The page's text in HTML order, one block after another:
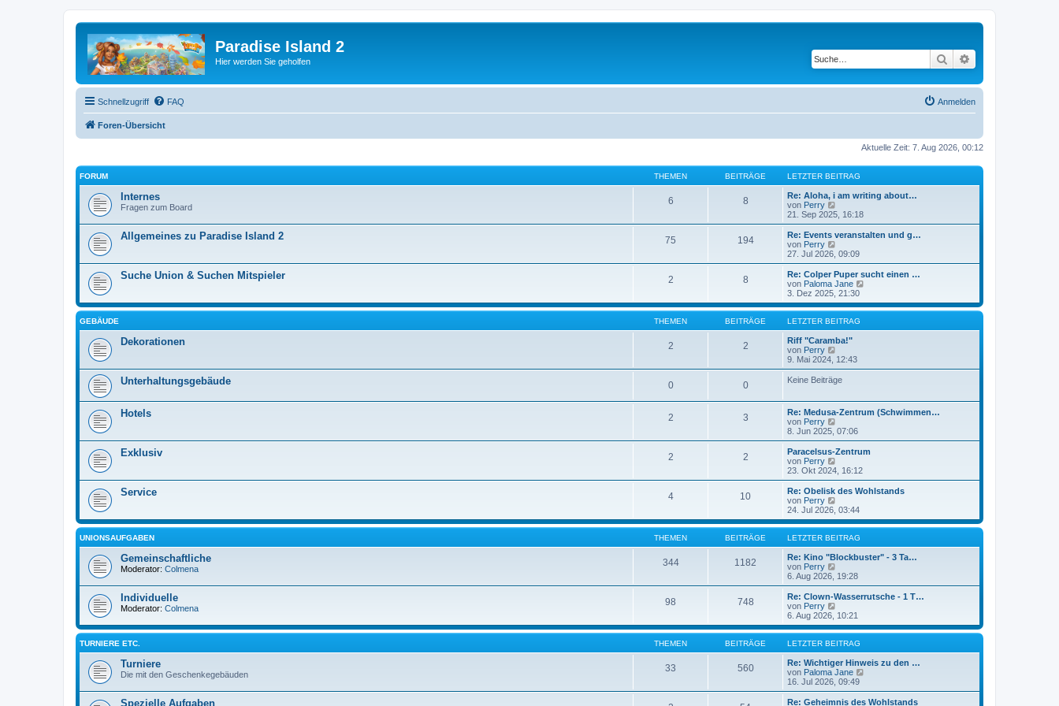
Paradise Island 2
Hier werden Sie geholfen Suche
Schnellzugriff FAQ Anmelden
Foren-Übersicht
Aktuelle Zeit: 7. Aug 2026, 00:12
FORUM THEMEN BEITRÄGE LETZTER BEITRAG
Internes
Fragen zum Board
6 8
Re: Aloha, i am writing about…
von Perry
e
u
e
t
r
B
e
t
r
a
g
21. Sep 2025, 16:18
Allgemeines zu Paradise Island 2 75 194
Re: Events veranstalten und g…
von Perry
e
u
e
s
t
r
B
e
i
r
27. Jul 2026, 09:09
Suche Union & Suchen Mitspieler 2 8
Re: Colper Puper sucht einen …
von Paloma Jane
u
e
t
e
a
g
3. Dez 2025, 21:30
GEBÄUDE THEMEN BEITRÄGE LETZTER BEITRAG
Dekorationen 2 2
Riff "Caramba!"
von Perry
e
u
e
s
e
r
e
i
t
a
g
9. Mai 2024, 12:43
Unterhaltungsgebäude 0 0 Keine Beiträge
Hotels 2 3
Re: Medusa-Zentrum (Schwimmen…
von Perry
e
u
e
e
B
e
t
r
a
g
8. Jun 2025, 07:06
Exklusiv 2 2
Paracelsus-Zentrum
von Perry
e
u
e
t
r
B
e
i
r
g
23. Okt 2024, 16:12
Service 4 10
Re: Obelisk des Wohlstands
von Perry
e
u
e
s
t
e
B
e
i
r
g
24. Jul 2026, 03:44
UNIONSAUFGABEN THEMEN BEITRÄGE LETZTER BEITRAG
Gemeinschaftliche
Moderator: Colmena
344 1182
Re: Kino "Blockbuster" - 3 Ta…
von Perry
e
u
e
t
r
B
e
i
t
r
6. Aug 2026, 19:28
Individuelle
Moderator: Colmena
98 748
Re: Clown-Wasserrutsche - 1 T…
von Perry
e
u
e
s
t
e
r
B
e
i
6. Aug 2026, 10:21
TURNIERE ETC. THEMEN BEITRÄGE LETZTER BEITRAG
Turniere
Die mit den Geschenkegebäuden
33 560
Re: Wichtiger Hinweis zu den …
von Paloma Jane
u
e
16. Jul 2026, 09:49
Spezielle Aufgaben
Re: Geheimnis des Wohlstands